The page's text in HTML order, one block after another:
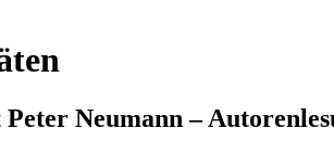
Neumann –
Röhre